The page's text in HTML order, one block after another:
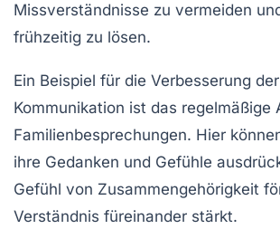
Missverständnisse zu vermeiden
frühzeitig zu lösen.
Ein Beispiel für die Verbesserung der
Kommunikation ist das regelmäßige
Familienbesprechungen. Hier
ihre Gedanken und Gefühle
Gefühl von Zusammengehörigkeit
Verständnis füreinander stärkt.